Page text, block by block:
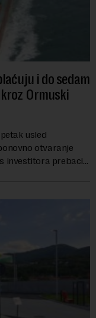
i do sedam
Ormuski
usled
otvaranje
investitora prebacio